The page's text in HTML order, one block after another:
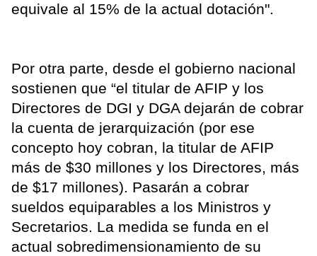
equivale al 15% de la actual dotación".
Por otra parte, desde el gobierno nacional
sostienen que “el titular de AFIP y los
Directores de DGI y DGA dejarán de cobrar
la cuenta de jerarquización (por ese
concepto hoy cobran, la titular de AFIP
más de $30 millones y los Directores, más
de $17 millones). Pasarán a cobrar
sueldos equiparables a los Ministros y
Secretarios. La medida se funda en el
actual sobredimensionamiento de su